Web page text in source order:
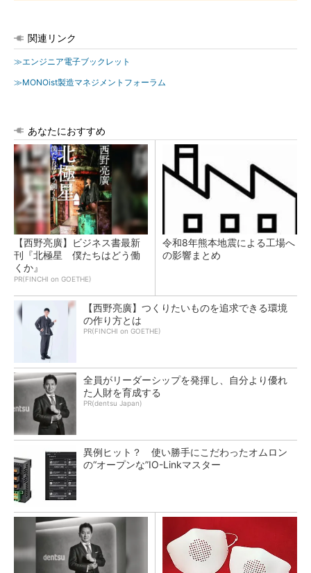
関連リンク
≫エンジニア電子ブックレット
≫MONOist製造マネジメントフォーラム
あなたにおすすめ
【西野亮廣】ビジネス書最新
刊『北極星 僕たちはどう働
くか』
PR(FINCHI on GOETHE)
令和8年熊本地震による工場へ
の影響まとめ
【西野亮廣】つくりたいものを追求できる環境
の作り方とは
PR(FINCHI on GOETHE)
全員がリーダーシップを発揮し、自分より優れ
た人財を育成する
PR(dentsu Japan)
異例ヒット？ 使い勝手にこだわったオムロン
の“オープンな”IO-Linkマスター